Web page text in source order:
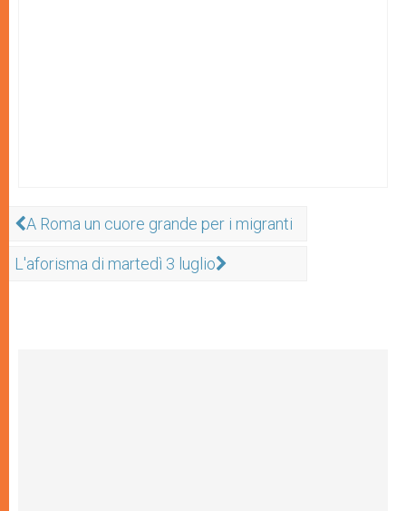
A Roma un cuore grande per i migranti
L'aforisma di martedì 3 luglio